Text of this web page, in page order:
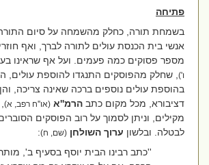
פתיחה
בשמחת תורה, כחלק מהשמחה על סיום התורה,
אנשי בית הכנסת עולים לתורה לברך, ואף
מספר פסוקים כמה פעמים. ועל אף שראינו
, שחלק מהפוסקים התנגדו להוספת עולים,
בהוספת עולים נוספים ברכה שאינה צריכה,
דציבורא, מכל מקום כתבהרמ''א (או''ח רפב, א) ,
מקילים, וניתן לסמוך על רוב הפוסקים הסוברים
לבטלה. ובלשוןערוך השולחן (שם, ח)
''כתב רבינו הבית יוסף בסעיף ב', מותר